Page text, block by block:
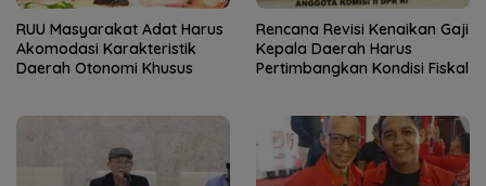
RUU Masyarakat Adat Harus
Akomodasi Karakteristik
Daerah Otonomi Khusus
Rencana Revisi Kenaikan Gaji
Kepala Daerah Harus
Pertimbangkan Kondisi Fiskal